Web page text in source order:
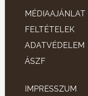
MÉDIAAJÁNLAT
FELTÉTELEK
ADATVÉDELEM
ÁSZF
IMPRESSZUM